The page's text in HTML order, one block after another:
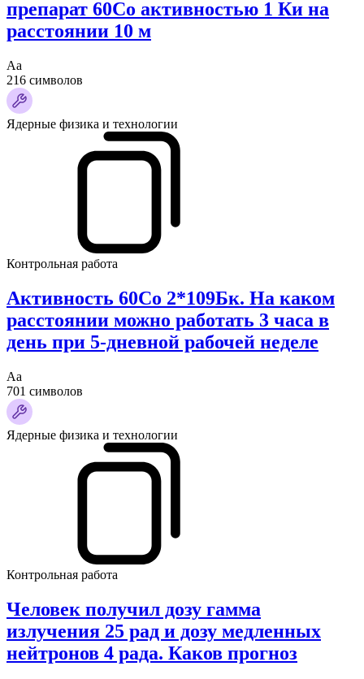
препарат 60Со активностью 1 Ки на
расстоянии 10 м
Аа
216 символов
Ядерные физика и технологии
Контрольная работа
Активность 60Co 2*109Бк. На каком
расстоянии можно работать 3 часа в
день при 5-дневной рабочей неделе
Аа
701 символов
Ядерные физика и технологии
Контрольная работа
Человек получил дозу гамма
излучения 25 рад и дозу медленных
нейтронов 4 рада. Каков прогноз